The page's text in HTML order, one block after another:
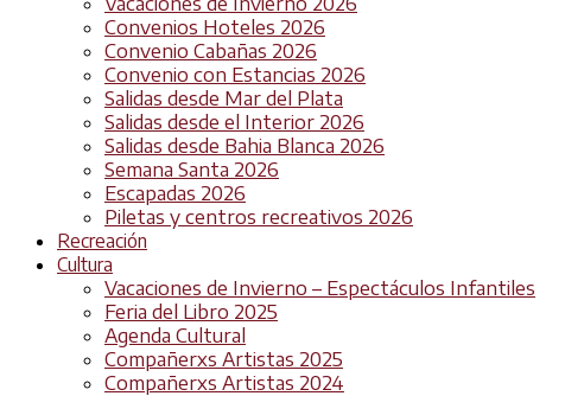
Convenios Hoteles 2026
Convenio Cabañas 2026
Convenio con Estancias 2026
Salidas desde Mar del Plata
Salidas desde el Interior 2026
Salidas desde Bahia Blanca 2026
Semana Santa 2026
Escapadas 2026
Piletas y centros recreativos 2026
Recreación
Cultura
Vacaciones de Invierno – Espectáculos Infantiles
Feria del Libro 2025
Agenda Cultural
Compañerxs Artistas 2025
Compañerxs Artistas 2024